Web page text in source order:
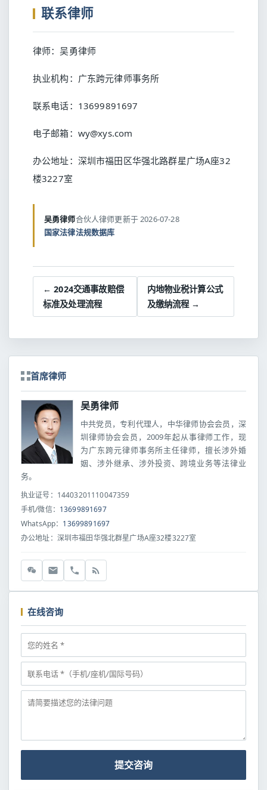
联系律师
律师：吴勇律师
执业机构：广东跨元律师事务所
联系电话：13699891697
电子邮箱：wy@xys.com
办公地址：深圳市福田区华强北路群星广场A座32
楼3227室
吴勇律师合伙人律师更新于 2026-07-28
国家法律法规数据库
← 2024交通事故赔偿
标准及处理流程
内地物业税计算公式
及缴纳流程 →
首席律师
吴勇律师
中共党员，专利代理人，中华律师协会会员，深
圳律师协会会员，2009年起从事律师工作，现
为广东跨元律师事务所主任律师，擅长涉外婚
姻、涉外继承、涉外投资、跨境业务等法律业
务。
执业证号：14403201110047359
手机/微信： 13699891697
WhatsApp： 13699891697
办公地址：深圳市福田华强北群星广场A座32楼3227室
在线咨询
提交咨询